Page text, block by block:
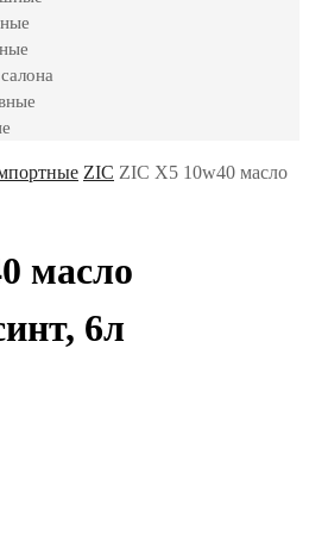
ZIC ZIC X5 10w40 масло
масло
6л